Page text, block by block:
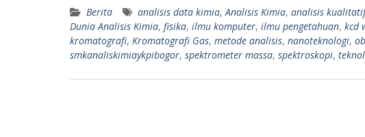
Berita analisis data kimia, Analisis Kimia, analisis kualitatif
Dunia Analisis Kimia, fisika, ilmu komputer, ilmu pengetahuan, kcd
kromatografi, Kromatografi Gas, metode analisis, nanoteknologi,
smkanaliskimiaykpibogor, spektrometer massa, spektroskopi,